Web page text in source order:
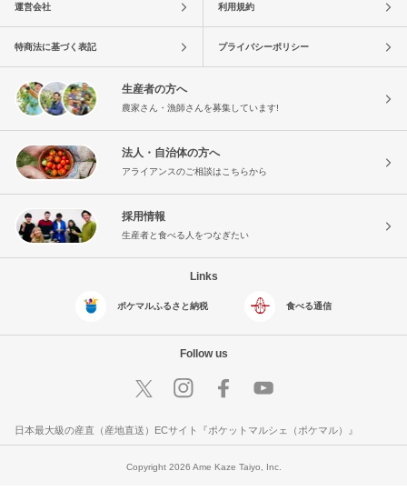
運営会社 利用規約
特商法に基づく表記 プライバシーポリシー
生産者の方へ
農家さん・漁師さんを募集しています!
法人・自治体の方へ
アライアンスのご相談はこちらから
採用情報
生産者と食べる人をつなぎたい
Links
ポケマルふるさと納税 食べる通信
Follow us
日本最大級の産直（産地直送）ECサイト『ポケットマルシェ（ポケマル）』
Copyright 2026 Ame Kaze Taiyo, Inc.